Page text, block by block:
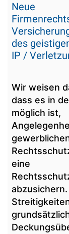
Neue
des
IP /
Wir weisen
dass es in
möglich ist,
eine